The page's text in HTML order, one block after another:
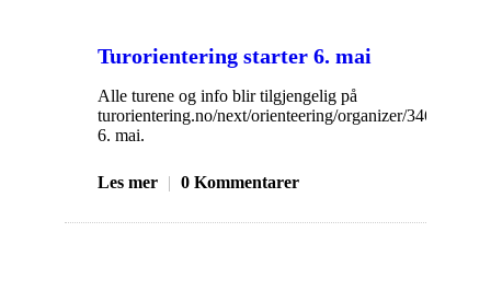
Turorientering starter 6. mai
Alle turene og info blir tilgjengelig på
turorientering.no/next/orienteering/organizer/346 onsdag
6. mai.
Les mer | 0 Kommentarer